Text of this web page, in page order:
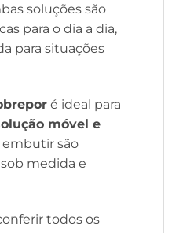
soluções são
para o dia a dia,
para situações
é ideal para
móvel e
embutir são
medida e
todos os